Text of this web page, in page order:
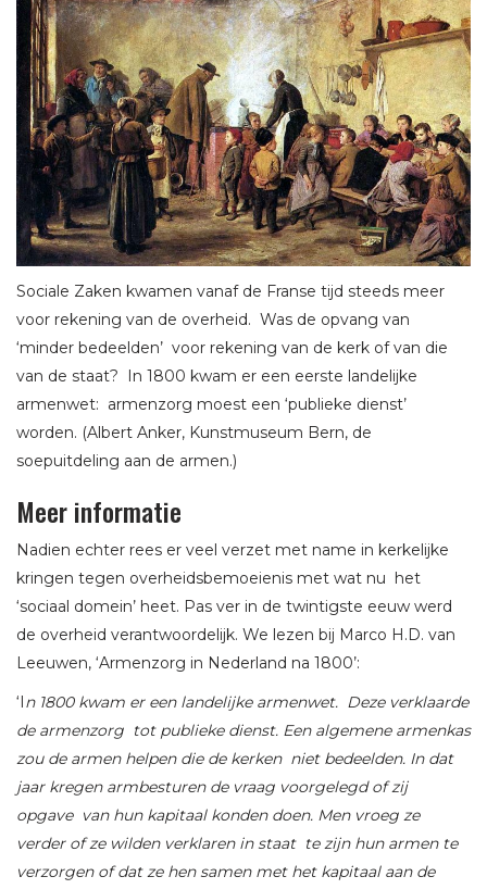
Sociale Zaken kwamen vanaf de Franse tijd steeds meer
voor rekening van de overheid. Was de opvang van
‘minder bedeelden’ voor rekening van de kerk of van die
van de staat? In 1800 kwam er een eerste landelijke
armenwet: armenzorg moest een ‘publieke dienst’
worden. (Albert Anker, Kunstmuseum Bern, de
soepuitdeling aan de armen.)
Meer informatie
Nadien echter rees er veel verzet met name in kerkelijke
kringen tegen overheidsbemoeienis met wat nu het
‘sociaal domein’ heet. Pas ver in de twintigste eeuw werd
de overheid verantwoordelijk. We lezen bij Marco H.D. van
Leeuwen, ‘Armenzorg in Nederland na 1800’:
‘In 1800 kwam er een landelijke armenwet. Deze verklaarde
de armenzorg tot publieke dienst. Een algemene armenkas
zou de armen helpen die de kerken niet bedeelden. In dat
jaar kregen armbesturen de vraag voorgelegd of zij
opgave van hun kapitaal konden doen. Men vroeg ze
verder of ze wilden verklaren in staat te zijn hun armen te
verzorgen of dat ze hen samen met het kapitaal aan de